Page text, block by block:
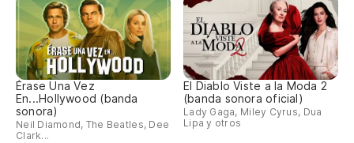
Érase Una Vez
En...Hollywood (banda
sonora)
Neil Diamond, The Beatles, Dee
Clark...
El Diablo Viste a la Moda 2
(banda sonora oficial)
Lady Gaga, Miley Cyrus, Dua
Lipa y otros